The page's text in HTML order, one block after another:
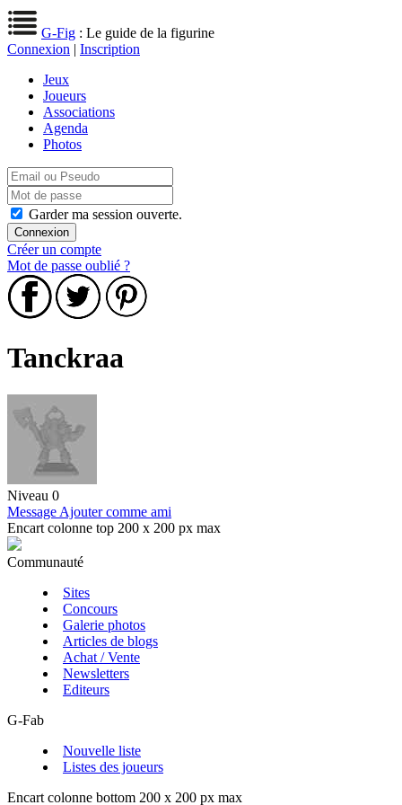
G-Fig : Le guide de la figurine
Connexion | Inscription
Jeux
Joueurs
Associations
Agenda
Photos
Garder ma session ouverte.
Créer un compte
Mot de passe oublié ?
Tanckraa
Niveau 0
Message Ajouter comme ami
Encart colonne top 200 x 200 px max
Communauté
Sites
Concours
Galerie photos
Articles de blogs
Achat / Vente
Newsletters
Editeurs
G-Fab
Nouvelle liste
Listes des joueurs
Encart colonne bottom 200 x 200 px max